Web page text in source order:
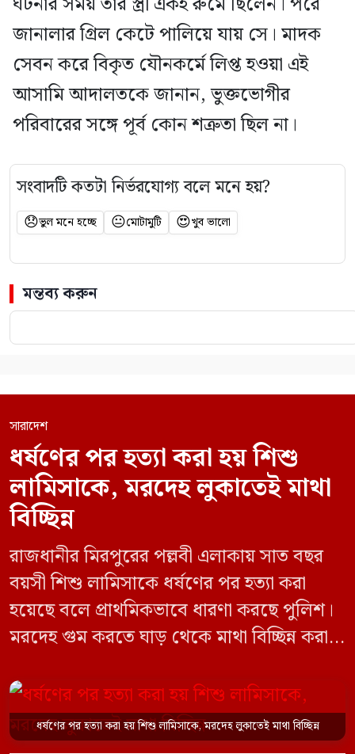
জানালার গ্রিল কেটে পালিয়ে যায় সে। মাদক
সেবন করে বিকৃত যৌনকর্মে লিপ্ত হওয়া এই
আসামি আদালতকে জানান, ভুক্তভোগীর
পরিবারের সঙ্গে পূর্ব কোন শত্রুতা ছিল না।
সংবাদটি কতটা নির্ভরযোগ্য বলে মনে হয়?
😞ভুল মনে হচ্ছে 😐মোটামুটি 😍খুব ভালো
মন্তব্য করুন
সারাদেশ
ধর্ষণের পর হত্যা করা হয় শিশু
লামিসাকে, মরদেহ লুকাতেই মাথা
বিচ্ছিন্ন
রাজধানীর মিরপুরের পল্লবী এলাকায় সাত বছর
বয়সী শিশু লামিসাকে ধর্ষণের পর হত্যা করা
হয়েছে বলে প্রাথমিকভাবে ধারণা করছে পুলিশ।
মরদেহ গুম করতে ঘাড় থেকে মাথা বিচ্ছিন্ন করা
চালানো হয় এই নৃশংস হত্যাকাণ্ডে পাশের ফ্ল্যাটের
ভাড়াটিয়া সোহেল রানা (৩০) ও তার স্ত্রী স্বপ্না
আক্তারকে (২৬) মাত্র ৭ ঘণ্টার […]
ধর্ষণের পর হত্যা করা হয় শিশু লামিসাকে, মরদেহ লুকাতেই মাথা বিচ্ছিন্ন